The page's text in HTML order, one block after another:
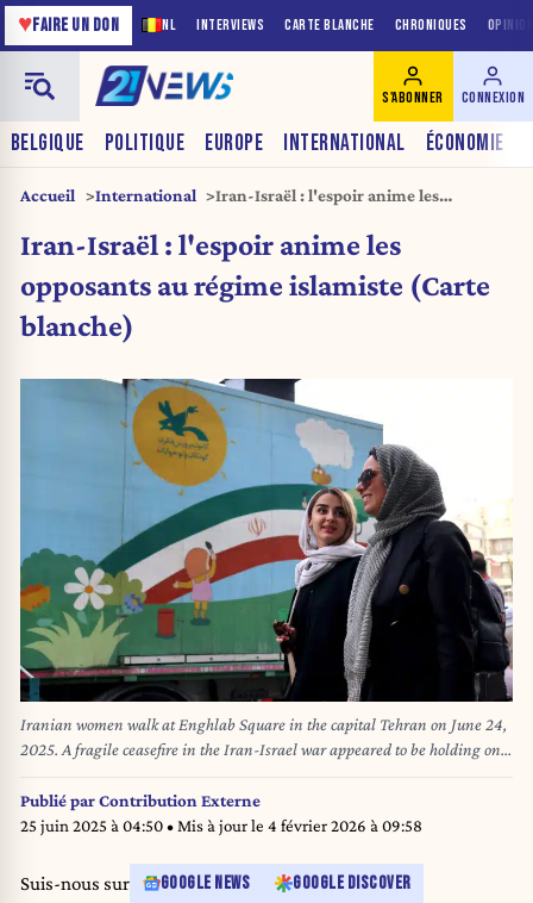
NL INTERVIEWS CARTE BLANCHE CHRONIQUES
♥FAIRE UN DON
BELGIQUE POLITIQUE EUROPE INTERNATIONAL ÉCONOMIE
S'ABONNER CONNEXION
Accueil International
Iran-Israël : l'espoir anime les
blanche)
Iran-Israël : l'espoir anime les
opposants au régime islamiste (Carte
blanche)
Iranian women walk at Enghlab Square in the capital Tehran on June 24,
2025. A fragile ceasefire in the Iran-Israel war appeared to be holding on
June 24, after 12 days of strikes that saw Israel and the United States
pummel the Islamic republic's nuclear facilities. (Photo by ATTA KENARE /
AFP)
Publié parContribution Externe
25 juin 2025 à 04:50• Mis à jour le 4 février 2026 à 09:58
Suis-nous sur GOOGLE NEWS GOOGLE DISCOVER